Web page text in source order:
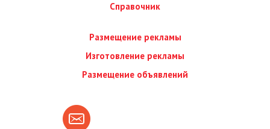
Справочник
Размещение рекламы
Изготовление рекламы
Размещение объявлений